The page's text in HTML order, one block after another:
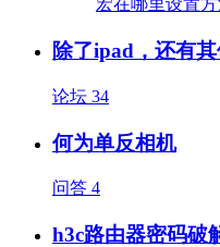
除了ipad，还有
论坛 34
何为单反相机
问答 4
h3c路由器密码破